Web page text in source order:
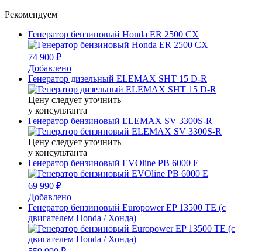
Рекомендуем
Генератор бензиновый Honda ER 2500 CX
74 900 ₽
Добавлено
Генератор дизельный ELEMAX SHT 15 D-R
Цену следует уточнить
у консультанта
Генератор бензиновый ELEMAX SV 3300S-R
Цену следует уточнить
у консультанта
Генератор бензиновый EVOline PB 6000 E
69 990 ₽
Добавлено
Генератор бензиновый Europower EP 13500 TE (c
двигателем Honda / Хонда)